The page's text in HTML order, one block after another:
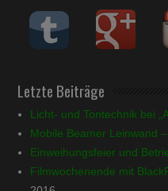
Letzte Beiträge
Licht- und Tontechnik bei
Mobile Beamer Leinwand
Einweihungsfeier und
Filmwochenende mit